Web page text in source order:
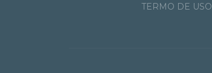
TERMO DE USO